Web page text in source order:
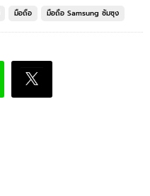
มือถือ มือถือ Samsung ซัมซุง